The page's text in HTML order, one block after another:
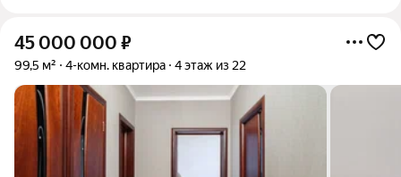
45 000 000 ₽
99,5 м² 4-комн. квартира 4 этаж из 22